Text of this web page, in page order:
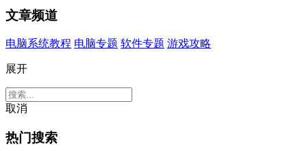
文章频道
电脑系统教程 电脑专题 软件专题 游戏攻略
展开
取消
热门搜索